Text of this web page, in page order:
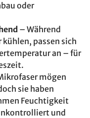
oder
– Während
passen sich
an – für
mögen
sie haben
Feuchtigkeit
und